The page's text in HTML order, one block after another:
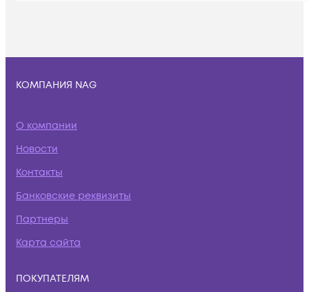
КОМПАНИЯ NAG
О компании
Новости
Контакты
Банковские реквизиты
Партнеры
Карта сайта
ПОКУПАТЕЛЯМ